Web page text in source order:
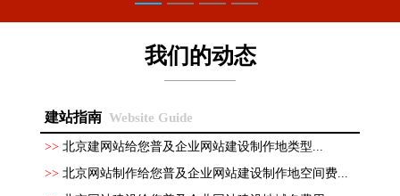
我们的动态
建站指南 Website Guide
>> 北京建网站给您普及企业网站建设制作地类型...
>> 北京网站制作给您普及企业网站建设制作地空间费...